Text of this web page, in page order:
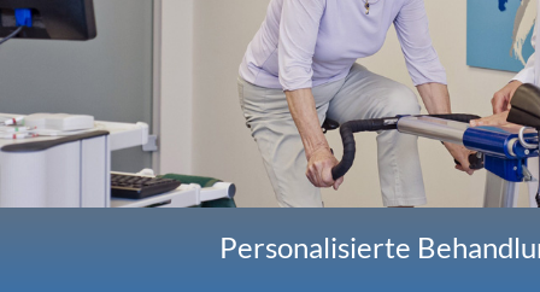
Personalisierte